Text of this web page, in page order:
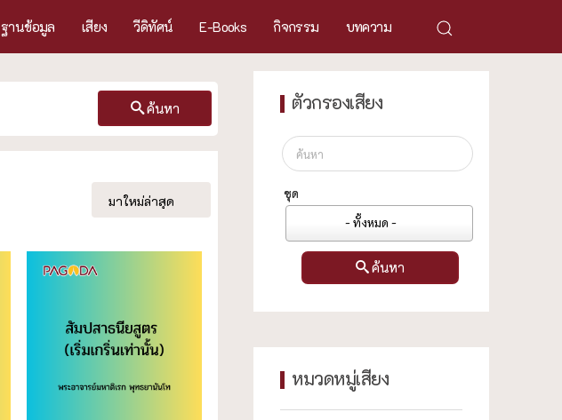
ฐานข้อมูล เสียง วีดิทัศน์ E-Books กิจกรรม บทความ
ค้นหา
มาใหม่ล่าสุด
ตัวกรองเสียง
ชุด
- ทั้งหมด -
ค้นหา
หมวดหมู่เสียง